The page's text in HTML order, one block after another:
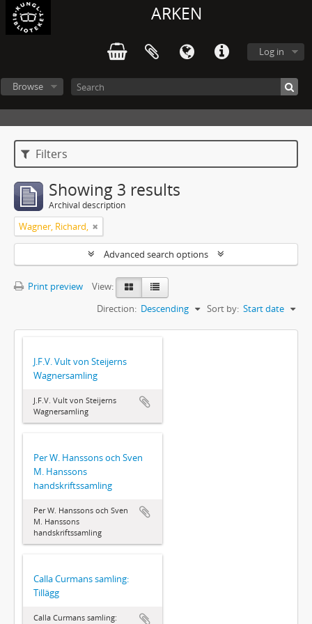
ARKEN
Log in
Browse
Filters
Showing 3 results
Archival description
Wagner, Richard,
Advanced search options
Print preview
View:
Sort by: Start date
Direction: Descending
J.F.V. Vult von Steijerns
Wagnersamling
J.F.V. Vult von Steijerns
Wagnersamling
Per W. Hanssons och Sven
M. Hanssons
handskriftssamling
Per W. Hanssons och Sven
M. Hanssons
handskriftssamling
Calla Curmans samling:
Tillägg
Calla Curmans samling: